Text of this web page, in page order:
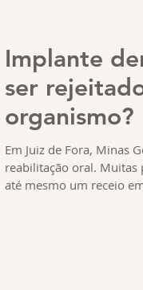
Implante
ser
organismo?
Em Juiz de Fora, Minas
reabilitação oral. Muitas
até mesmo um receio